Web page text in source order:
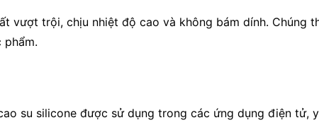
vượt trội, chịu nhiệt độ cao và không bám dính. Chúng
phẩm.
su silicone được sử dụng trong các ứng dụng điện tử,